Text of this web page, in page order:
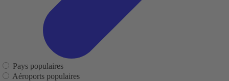
Pays populaires
Aéroports populaires